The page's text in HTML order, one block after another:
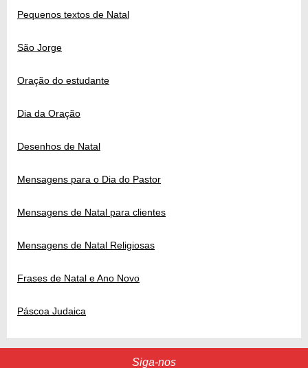
Pequenos textos de Natal
São Jorge
Oração do estudante
Dia da Oração
Desenhos de Natal
Mensagens para o Dia do Pastor
Mensagens de Natal para clientes
Mensagens de Natal Religiosas
Frases de Natal e Ano Novo
Páscoa Judaica
Siga-nos